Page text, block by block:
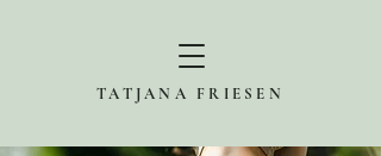
TATJANA FRIESEN